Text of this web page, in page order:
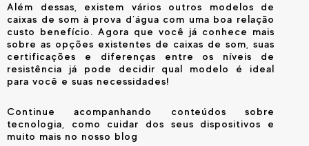
Além dessas, existem vários outros modelos de
caixas de som à prova d’água com uma boa relação
custo benefício. Agora que você já conhece mais
sobre as opções existentes de caixas de som, suas
certificações e diferenças entre os níveis de
resistência já pode decidir qual modelo é ideal
para você e suas necessidades!
Continue acompanhando conteúdos sobre
tecnologia, como cuidar dos seus dispositivos e
muito mais no nosso blog